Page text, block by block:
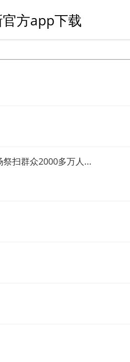
方app下载
扫群众2000多万人...